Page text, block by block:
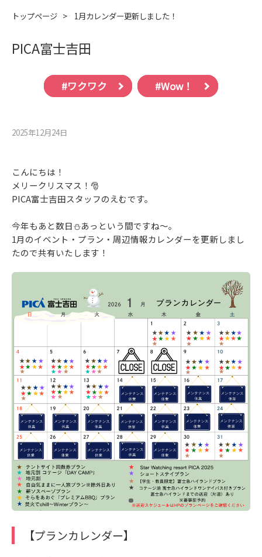
トップページ > 1月カレンダー更新しました！
PICA富士吉田
#ワクワク #Wow！
2025年12月24⽇
こんにちは！
メリークリスマス！🎅
PICA富士吉田スタッフのえむです。
今年もあと数日⛄あっという間ですね～。
1月のイベント・プラン・周辺情報カレンダーを更新しまし
たので共有いたします！
【プランカレンダー】